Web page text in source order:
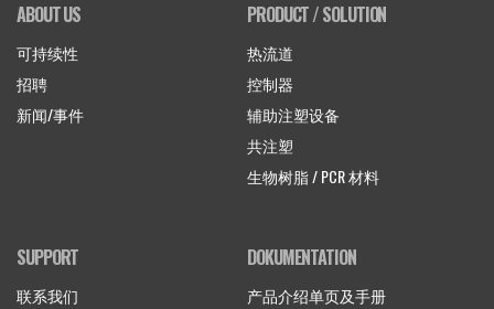
ABOUT US
可持续性
招聘
新闻/事件
SUPPORT
联系我们
PRODUCT / SOLUTION
热流道
控制器
辅助注塑设备
共注塑
生物树脂 / PCR 材料
DOKUMENTATION
产品介绍单页及手册